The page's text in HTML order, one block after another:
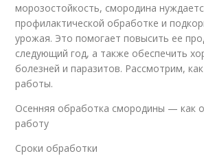
морозостойкость, смородина
профилактической обработке и
урожая. Это помогает повысить ее
следующий год, а также обеспечить
болезней и паразитов. Рассмотрим,
работы.
Осенняя обработка смородины — как
работу
Сроки обработки